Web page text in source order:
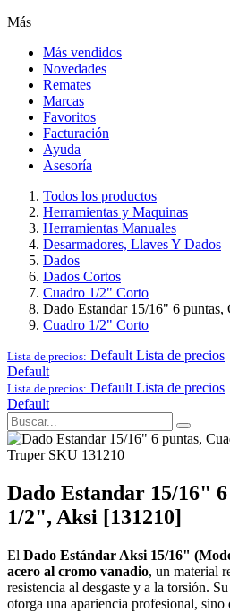
Más
Más vendidos
Novedades
Remates
Marcas
Favoritos
Facturación
Ayuda
Asesoría
Todos los productos
Herramientas y Maquinas
Herramientas Manuales
Desarmadores, Llaves Y Dados
Dados
Dados Cortos
Cuadro 1/2" Corto
Dado Estandar 15/16" 6
Cuadro 1/2" Corto
Lista de precios: Default Lista de precios
Default
Lista de precios: Default Lista de precios
Default
Truper SKU 131210
Dado Estandar 15/16"
1/2", Aksi [131210]
El Dado Estándar Aksi 15/16"
acero al cromo vanadio, un material
resistencia al desgaste y a la torsión.
otorga una apariencia profesional,